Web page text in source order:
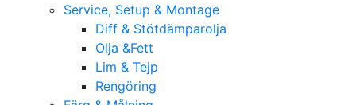
Service, Setup & Montage
Diff & Stötdämparolja
Olja &Fett
Lim & Tejp
Rengöring